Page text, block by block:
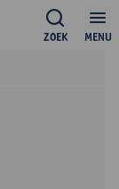
MENU
ZOEK